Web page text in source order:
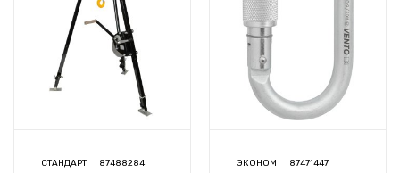
СТАНДАРТ 87488284 ЭКОНОМ 87471447